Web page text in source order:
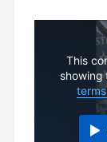
This
showing